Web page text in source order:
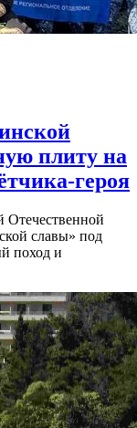
плиту на
героя
Отечественной
славы» под
поход и